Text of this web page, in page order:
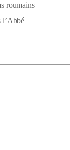
roumains
l’Abbé